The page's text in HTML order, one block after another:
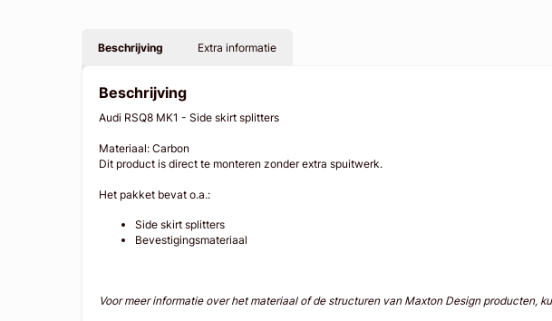
Beschrijving Extra informatie
Beschrijving
Audi RSQ8 MK1 - Side skirt splitters
Materiaal: Carbon
Dit product is direct te monteren zonder extra spuitwerk.
Het pakket bevat o.a.:
Side skirt splitters
Bevestigingsmateriaal
Voor meer informatie over het materiaal of de structuren van Maxton Design producten,